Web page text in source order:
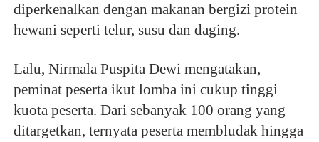
diperkenalkan dengan makanan bergizi protein
hewani seperti telur, susu dan daging.
Lalu, Nirmala Puspita Dewi mengatakan,
peminat peserta ikut lomba ini cukup tinggi
kuota peserta. Dari sebanyak 100 orang yang
ditargetkan, ternyata peserta membludak hingga